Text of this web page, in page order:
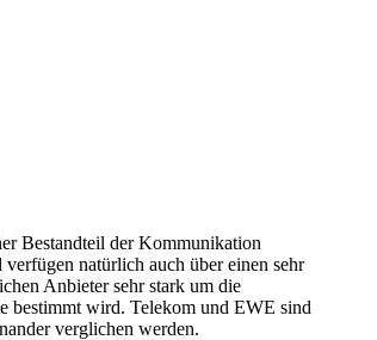
Bestandteil der Kommunikation
natürlich auch über einen sehr
Anbieter sehr stark um die
bestimmt wird. Telekom und EWE sind
verglichen werden.